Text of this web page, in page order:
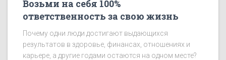
Возьми на себя 100%
ответственность за свою жизнь
Почему одни люди достигают выдающихся
результатов в здоровье, финансах, отношениях и
карьере, а другие годами остаются на одном месте?